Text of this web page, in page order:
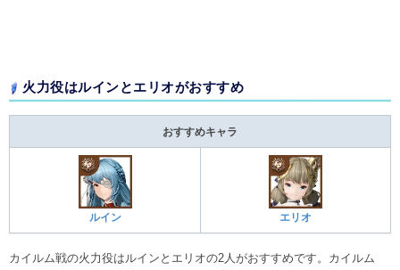
火力役はルインとエリオがおすすめ
おすすめキャラ
ルイン エリオ
カイルム戦の火力役はルインとエリオの2人がおすすめです。カイルム